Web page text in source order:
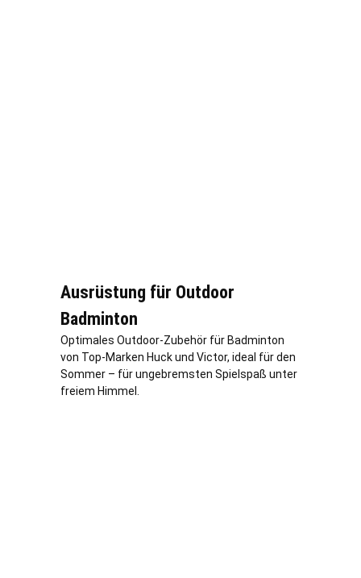
Ausrüstung für Outdoor
Badminton
Optimales Outdoor-Zubehör für Badminton
von Top-Marken Huck und Victor, ideal für den
Sommer – für ungebremsten Spielspaß unter
freiem Himmel.